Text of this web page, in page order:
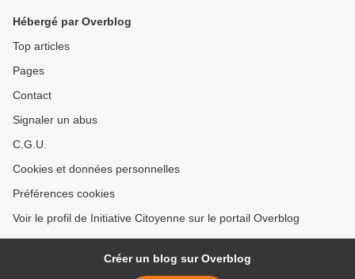
Hébergé par Overblog
Top articles
Pages
Contact
Signaler un abus
C.G.U.
Cookies et données personnelles
Préférences cookies
Voir le profil de Initiative Citoyenne sur le portail Overblog
Créer un blog sur Overblog